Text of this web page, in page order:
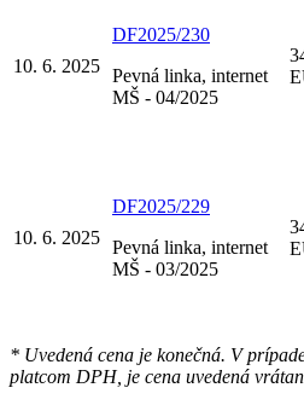
10. 6. 2025
DF2025/230
Pevná linka, internet
MŠ - 04/2025
10. 6. 2025
DF2025/229
Pevná linka, internet
MŠ - 03/2025
* Uvedená cena je konečná. V
platcom DPH, je cena uvedená